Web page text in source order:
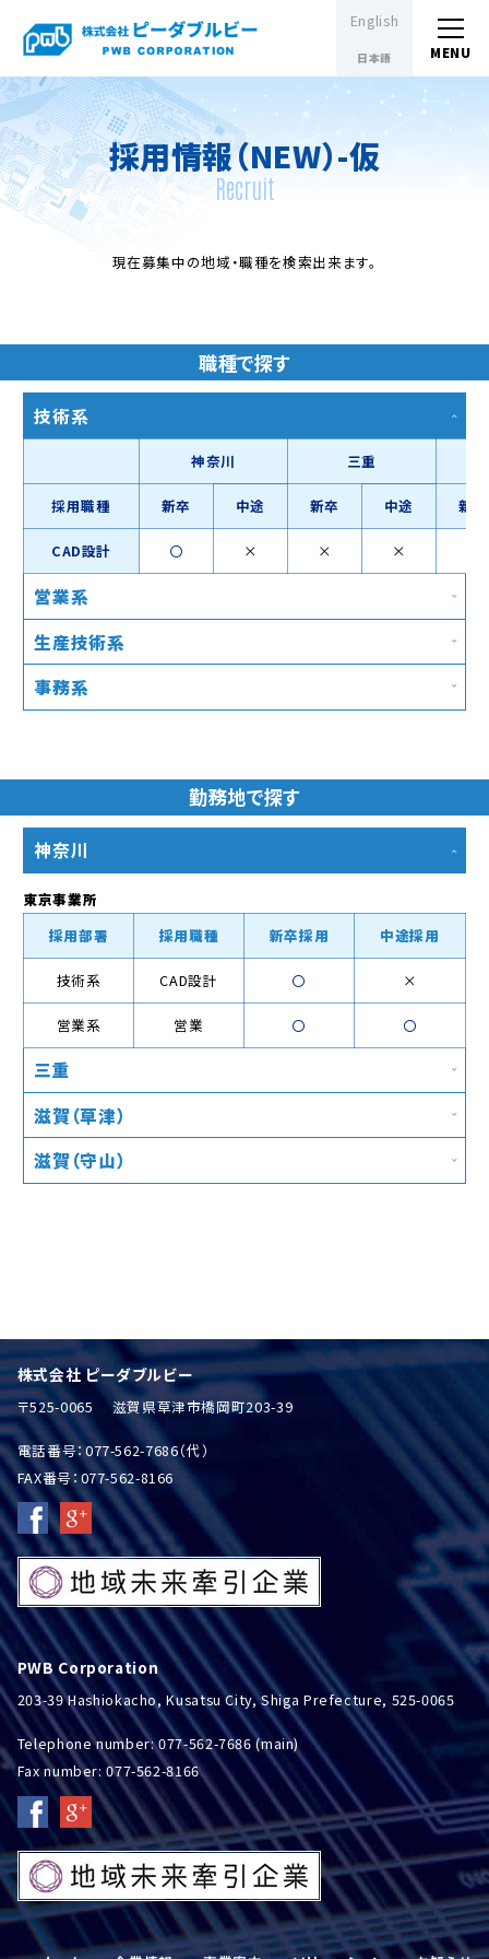
English
日本語
採用情報（NEW）-仮
Recruit
現在募集中の地域・職種を検索出来ます。
職種で探す
技術系
神奈川 三重
採用職種 新卒 中途 新卒 中途 新卒
CAD設計 〇 × × ×
営業系
生産技術系
事務系
勤務地で探す
神奈川
東京事業所
採用部署
採用職種 新卒採用 中途採用
技術系 CAD設計 〇 ×
営業系 営業 〇 〇
三重
滋賀（草津）
滋賀（守山）
株式会社 ピーダブルビー
〒525-0065 滋賀県草津市橋岡町203-39
電話番号：077-562-7686（代）
FAX番号：077-562-8166
PWB Corporation
203-39 Hashiokacho, Kusatsu City, Shiga Prefecture, 525-0065
Telephone number: 077-562-7686 (main)
Fax number: 077-562-8166